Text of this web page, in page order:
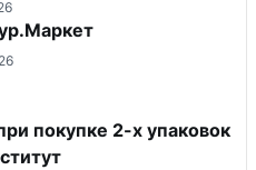
покупке 2-х упаковок